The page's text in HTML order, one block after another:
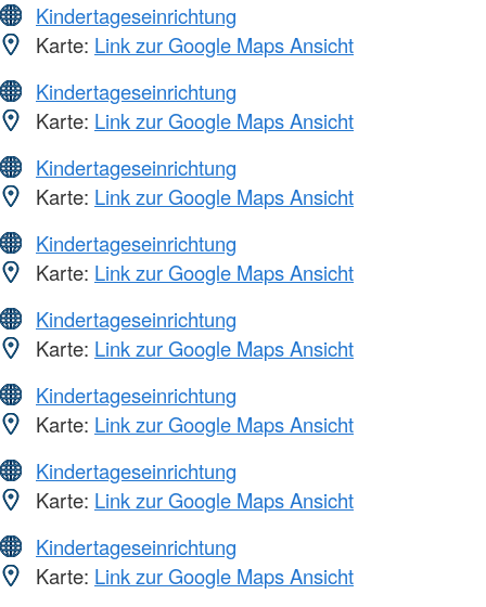
Kindertageseinrichtung
Karte: Link zur Google Maps Ansicht
Kindertageseinrichtung
Karte: Link zur Google Maps Ansicht
Kindertageseinrichtung
Karte: Link zur Google Maps Ansicht
Kindertageseinrichtung
Karte: Link zur Google Maps Ansicht
Kindertageseinrichtung
Karte: Link zur Google Maps Ansicht
Kindertageseinrichtung
Karte: Link zur Google Maps Ansicht
Kindertageseinrichtung
Karte: Link zur Google Maps Ansicht
Kindertageseinrichtung
Karte: Link zur Google Maps Ansicht